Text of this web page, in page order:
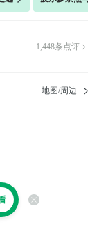
1,448条点评 
地图/周边